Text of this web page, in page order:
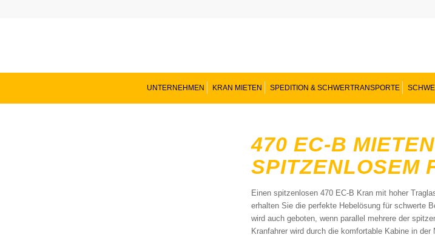
UNTERNEHMEN KRAN MIETEN SPEDITION & SCHWERTRANSPORTE
470 EC-B
SPITZENLOSEM
Einen spitzenlosen 470 EC-B Kran mit hoher
erhalten Sie die perfekte Hebelösung für schwerte
wird auch geboten, wenn parallel mehrere der
Kranfahrer wird durch die komfortable Kabine in